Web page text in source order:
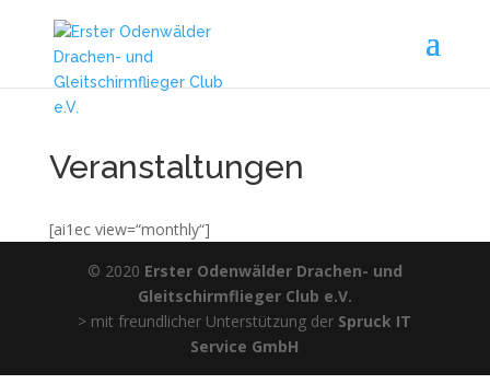
Veranstaltungen
[ai1ec view=“monthly“]
© 2020 Erster Odenwälder Drachen- und
Gleitschirmflieger Club e.V.
> mit freundlicher Unterstützung der Spruck IT
Service GmbH